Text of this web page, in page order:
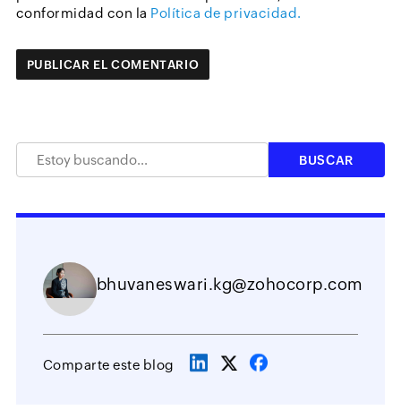
conformidad con la Política de privacidad.
bhuvaneswari.kg@zohocorp.com
Comparte este blog